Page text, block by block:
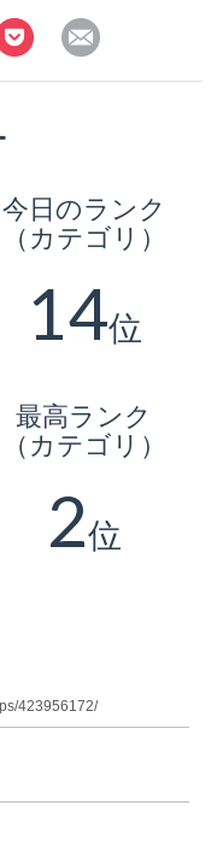
今日のランク
（カテゴリ）
14位
最高ランク
（カテゴリ）
2位
423956172/